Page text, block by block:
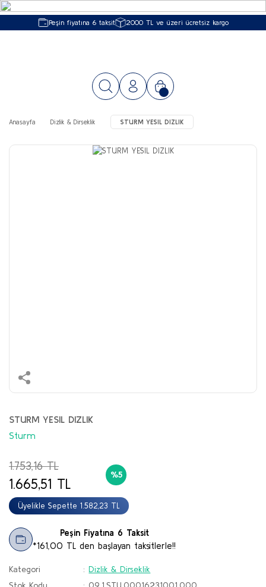
Peşin fiyatına 6 taksit 2000 TL ve üzeri ücretsiz kargo
Anasayfa Dizlik & Dirseklik STURM YESIL DIZLIK
STURM YESIL DIZLIK
Sturm
1.753,16 TL
1.665,51 TL
Üyelikle Sepette 1.582,23 TL
%5
Peşin Fiyatına 6 Taksit
*161,00 TL den başlayan taksitlerle!!
Kategori
Dizlik & Dirseklik